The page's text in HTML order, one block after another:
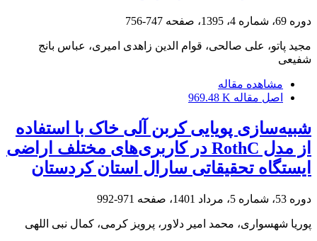
دوره 69، شماره 4، 1395، صفحه 747-756
مجید پاتو، علی صالحی، قوام الدین زاهدی امیری، عباس بانج
شفیعی
مشاهده مقاله
اصل مقاله 969.48 K
شبیه‌سازی پویایی کربن آلی خاک با استفاده
از مدل RothC در کاربری‌های مختلف اراضی
ایستگاه تحقیقاتی سارال استان کردستان
دوره 53، شماره 5، مرداد 1401، صفحه 971-992
پوریا شهسواری، محمد امیر دلاور، پرویز کرمی، کمال نبی اللهی